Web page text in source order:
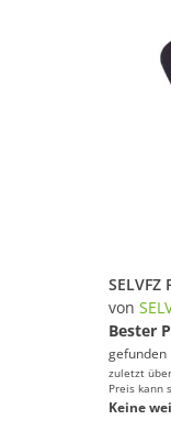
von
Bester
gefunden
zuletzt
Preis kann
Keine